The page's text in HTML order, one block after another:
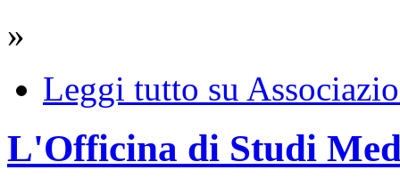
»
Leggi tutto su
L'Officina di Studi